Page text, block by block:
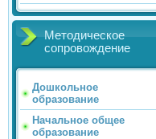
Методическое
сопровождение
Дошкольное
образование
Начальное общее
образование